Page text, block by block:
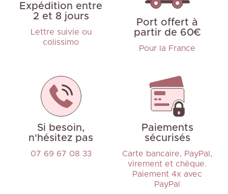
Expédition entre
2 et 8 jours
Lettre suivie ou
colissimo
Port offert à
partir de 60€
Pour la France
Si besoin,
n'hésitez pas
07 69 67 08 33
Paiements
sécurisés
Carte bancaire, PayPal,
virement et chèque.
Paiement 4x avec
PayPal